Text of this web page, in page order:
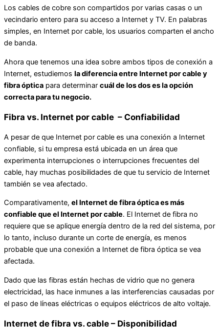
Los cables de cobre son compartidos por varias casas o un
vecindario entero para su acceso a Internet y TV. En palabras
simples, en Internet por cable, los usuarios comparten el ancho
de banda.
Ahora que tenemos una idea sobre ambos tipos de conexión a
Internet, estudiemos la diferencia entre Internet por cable y
fibra óptica para determinar cuál de los dos es la opción
correcta paratu negocio.
Fibra vs. Internet por cable – Confiabilidad
A pesar de que Internet por cable es una conexión a Internet
confiable, si tu empresa está ubicada en un área que
experimenta interrupciones o interrupciones frecuentes del
cable, hay muchas posibilidades de que tu servicio de Internet
también se vea afectado.
Comparativamente, el Internet de fibra óptica es más
confiable que el Internet por cable. El Internet de fibra no
requiere que se aplique energía dentro de la red del sistema, por
lo tanto, incluso durante un corte de energía, es menos
probable que una conexión a Internet de fibra óptica se vea
afectada.
Dado que las fibras están hechas de vidrio que no genera
electricidad, las hace inmunes a las interferencias causadas por
el paso de líneas eléctricas o equipos eléctricos de alto voltaje.
Internet de fibra vs. cable – Disponibilidad